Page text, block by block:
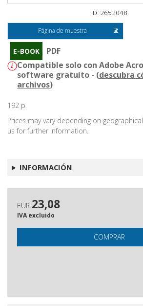
ID: 2652048
Página de muestra
E-BOOK
PDF
Compatible solo con Adobe
software gratuito - (descubra
archivos)
192 p.
Prices may vary depending on
us for further information.
INFORMACIÓN
EUR 23,08
IVA excluido
COMPRAR